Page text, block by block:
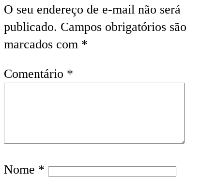
O seu endereço de e-mail não será
publicado. Campos obrigatórios são
marcados com *
Comentário *
Nome *